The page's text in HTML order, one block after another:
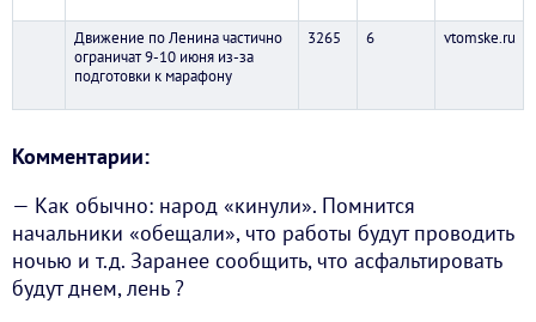
Движение по Ленина частично
ограничат 9-10 июня из-за
подготовки к марафону
3265 6 vtomske.ru
Комментарии:
— Как обычно: народ «кинули». Помнится
начальники «обещали», что работы будут проводить
ночью и т.д. Заранее сообщить, что асфальтировать
будут днем, лень ?